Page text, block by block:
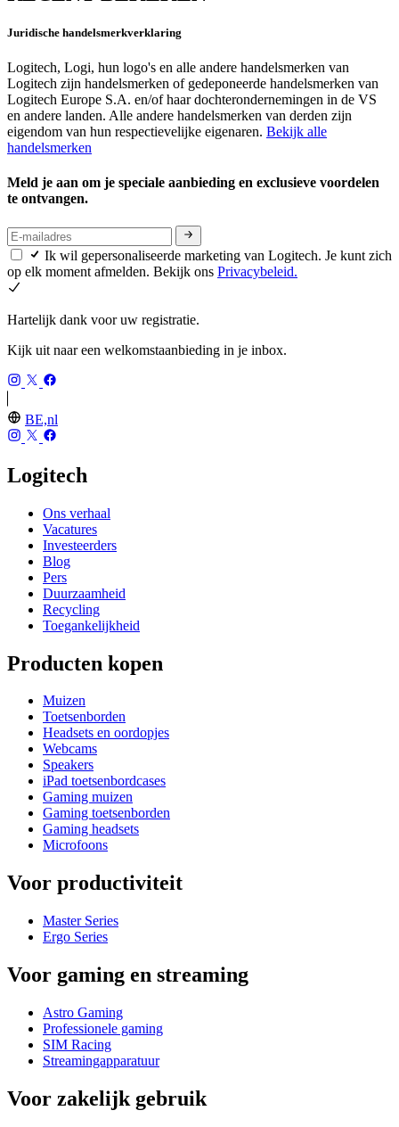
Juridische handelsmerkverklaring
Logitech, Logi, hun logo's en alle andere handelsmerken van
Logitech zijn handelsmerken of gedeponeerde handelsmerken van
Logitech Europe S.A. en/of haar dochterondernemingen in de VS
en andere landen. Alle andere handelsmerken van derden zijn
eigendom van hun respectievelijke eigenaren. Bekijk alle
handelsmerken
Meld je aan om je speciale aanbieding en exclusieve voordelen
te ontvangen.
Ik wil gepersonaliseerde marketing van Logitech. Je kunt zich
op elk moment afmelden. Bekijk ons Privacybeleid.
Hartelijk dank voor uw registratie.
Kijk uit naar een welkomstaanbieding in je inbox.
BE,nl
Logitech
Ons verhaal
Vacatures
Investeerders
Blog
Pers
Duurzaamheid
Recycling
Toegankelijkheid
Producten kopen
Muizen
Toetsenborden
Headsets en oordopjes
Webcams
Speakers
iPad toetsenbordcases
Gaming muizen
Gaming toetsenborden
Gaming headsets
Microfoons
Voor productiviteit
Master Series
Ergo Series
Voor gaming en streaming
Astro Gaming
Professionele gaming
SIM Racing
Streamingapparatuur
Voor zakelijk gebruik